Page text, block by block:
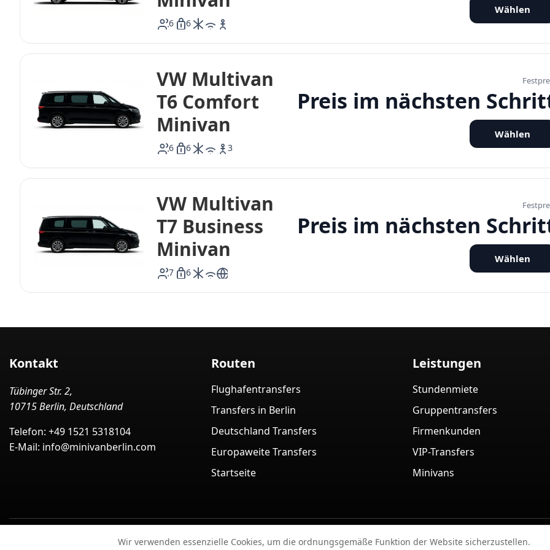
6 6icon-acicon-wifi
icon-baby
Wählen
VW Multivan
T6 Comfort
Minivan
6 6icon-acicon-wifi
3
Preis im nächsten
Wählen
VW Multivan
T7 Business
Minivan
7 6icon-ac
icon-wifi
icon-language
Preis im nächsten
Wählen
Kontakt
Tübinger Str. 2,
10715 Berlin, Deutschland
Telefon: +49 1521 5318104
E-Mail: info@minivanberlin.com
Routen
Flughafentransfers
Transfers in Berlin
Deutschland Transfers
Europaweite Transfers
Startseite
Leistungen
Stundenmiete
Gruppentransfers
Firmenkunden
VIP-Transfers
Minivans
Minivan Berlin – Minivan-Transfer-Service in Berlin (Deutschland) 2026 Impressum
Wir verwenden essenzielle Cookies, um die ordnungsgemäße Funktion der Website sicherzustellen.